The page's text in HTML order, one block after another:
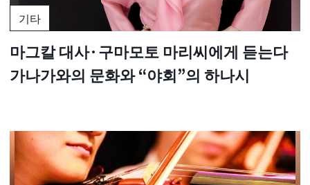
기타
마그칼 대사·구마모토 마리씨에게 듣는다
가나가와의 문화와 “야회”의 하나시